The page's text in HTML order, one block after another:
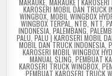
KAROSERI MOBIL DAN TRUCK
WINGBOX, MOBIL WINGBOX
WINGBOX TERPAL NTB NTT
INDONESIA PALEMBANG,
PALU PALU | KAROSERI MOBIL
MOBIL DAN TRUCK INDONESIA
KAROSERI MOBIL WINGBOX
MANUAL SLING PEMBUAT
KAROSERI TRUCK WINGBOX
PEMBUAT KAROSERI TRUCK